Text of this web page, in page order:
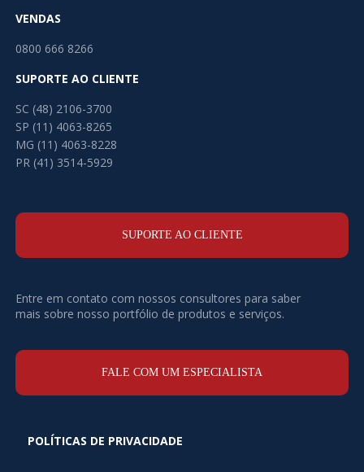
VENDAS
0800 666 8266
SUPORTE AO CLIENTE
SC (48) 2106-3700
SP (11) 4063-8265
MG (11) 4063-8228
PR (41) 3514-5929
SUPORTE AO CLIENTE
Entre em contato com nossos consultores para saber
mais sobre nosso portfólio de produtos e serviços.
FALE COM UM ESPECIALISTA
POLÍTICAS DE PRIVACIDADE